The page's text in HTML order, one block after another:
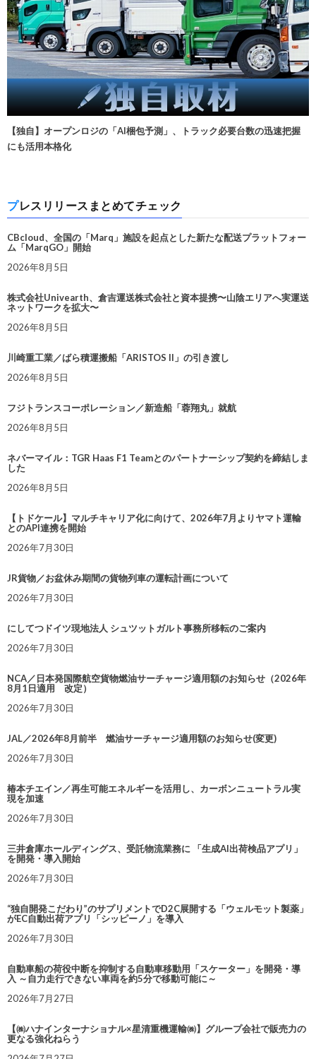
【独自】オープンロジの「AI梱包予測」、トラック必要台数の迅速把握
にも活用本格化
プレスリリースまとめてチェック
CBcloud、全国の「Marq」施設を起点とした新たな配送プラットフォー
ム「MarqGO」開始
2026年8月5日
株式会社Univearth、倉吉運送株式会社と資本提携〜山陰エリアへ実運送
ネットワークを拡大〜
2026年8月5日
川崎重工業／ばら積運搬船「ARISTOS II」の引き渡し
2026年8月5日
フジトランスコーポレーション／新造船「蓉翔丸」就航
2026年8月5日
ネバーマイル：TGR Haas F1 Teamとのパートナーシップ契約を締結しま
した
2026年8月5日
【トドケール】マルチキャリア化に向けて、2026年7月よりヤマト運輸
とのAPI連携を開始
2026年7月30日
JR貨物／お盆休み期間の貨物列車の運転計画について
2026年7月30日
にしてつドイツ現地法人 シュツットガルト事務所移転のご案内
2026年7月30日
NCA／日本発国際航空貨物燃油サーチャージ適用額のお知らせ（2026年
8月1日適用 改定）
2026年7月30日
JAL／2026年8月前半 燃油サーチャージ適用額のお知らせ(変更)
2026年7月30日
椿本チエイン／再生可能エネルギーを活用し、カーボンニュートラル実
現を加速
2026年7月30日
三井倉庫ホールディングス、受託物流業務に 「生成AI出荷検品アプリ」
を開発・導入開始
2026年7月30日
“独自開発こだわり”のサプリメントでD2C展開する「ウェルモット製薬」
がEC自動出荷アプリ「シッピーノ」を導入
2026年7月30日
自動車船の荷役中断を抑制する自動車移動用「スケーター」を開発・導
入 ～自力走行できない車両を約5分で移動可能に～
2026年7月27日
【㈱ハナインターナショナル×星清重機運輸㈱】グループ会社で販売力の
更なる強化ねらう